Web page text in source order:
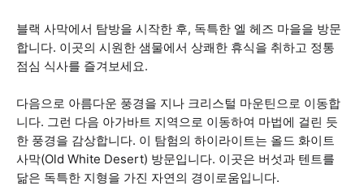
블랙 사막에서 탐방을 시작한 후, 독특한 엘 헤즈 마을을 방문
합니다. 이곳의 시원한 샘물에서 상쾌한 휴식을 취하고 정통
점심 식사를 즐겨보세요.
다음으로 아름다운 풍경을 지나 크리스털 마운틴으로 이동합
니다. 그런 다음 아가바트 지역으로 이동하여 마법에 걸린 듯
한 풍경을 감상합니다. 이 탐험의 하이라이트는 올드 화이트
사막(Old White Desert) 방문입니다. 이곳은 버섯과 텐트를
닮은 독특한 지형을 가진 자연의 경이로움입니다.